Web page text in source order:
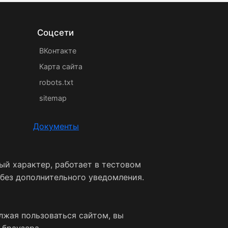
Соцсети
ВКонтакте
Карта сайта
robots.txt
sitemap
Документы
характер, работает в тестовом
дополнительного уведомления.
пользоваться сайтом, вы